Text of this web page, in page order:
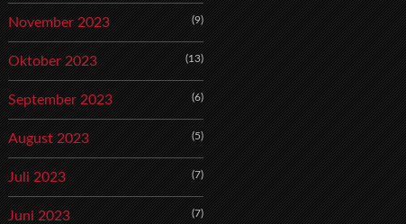
November 2023 (9)
Oktober 2023 (13)
September 2023 (6)
August 2023 (5)
Juli 2023 (7)
Juni 2023 (7)